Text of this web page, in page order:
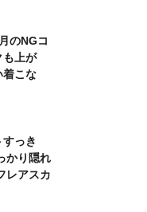
のNGコ
も上が
着こな
すっき
かり隠れ
レアスカ